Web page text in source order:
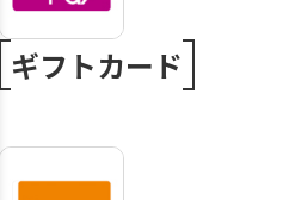
ギフトカード